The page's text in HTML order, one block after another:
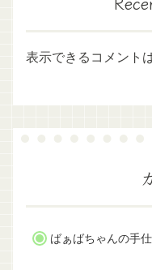
表示できるコメント
ばぁばちゃんの手